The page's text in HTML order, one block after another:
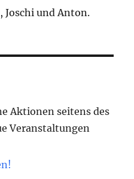
Joschi und Anton.
Aktionen seitens des
Veranstaltungen